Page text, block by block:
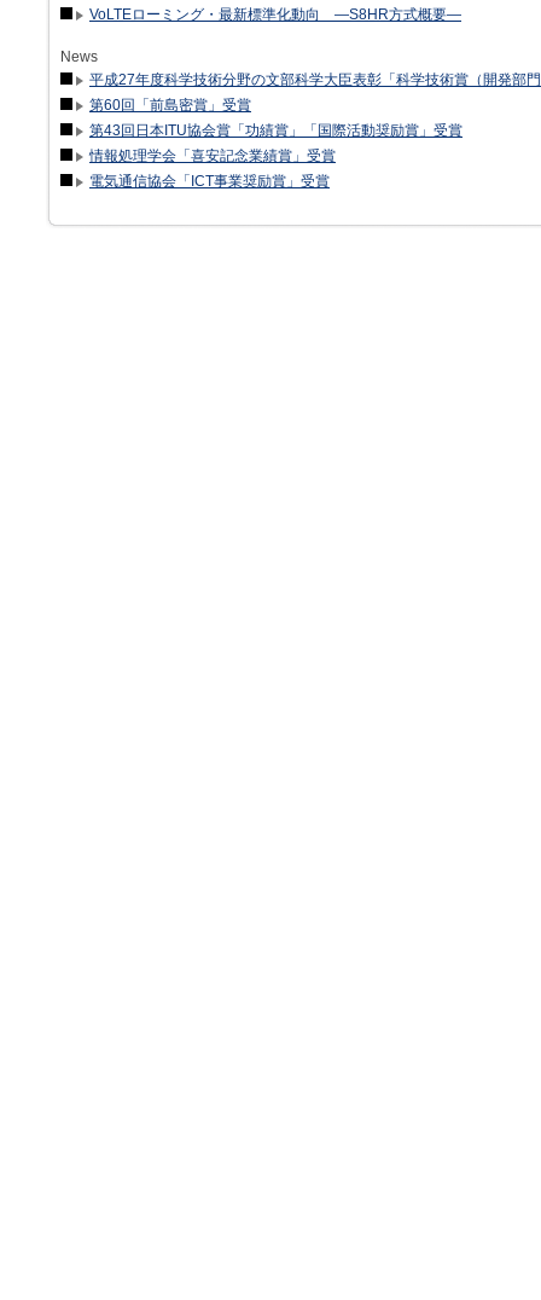
VoLTEローミング・最新標準化動向 —S8HR方式概要—
News
平成27年度科学技術分野の文部科学大臣表彰「科学技術賞（開発部
第60回「前島密賞」受賞
第43回日本ITU協会賞「功績賞」「国際活動奨励賞」受賞
情報処理学会「喜安記念業績賞」受賞
電気通信協会「ICT事業奨励賞」受賞